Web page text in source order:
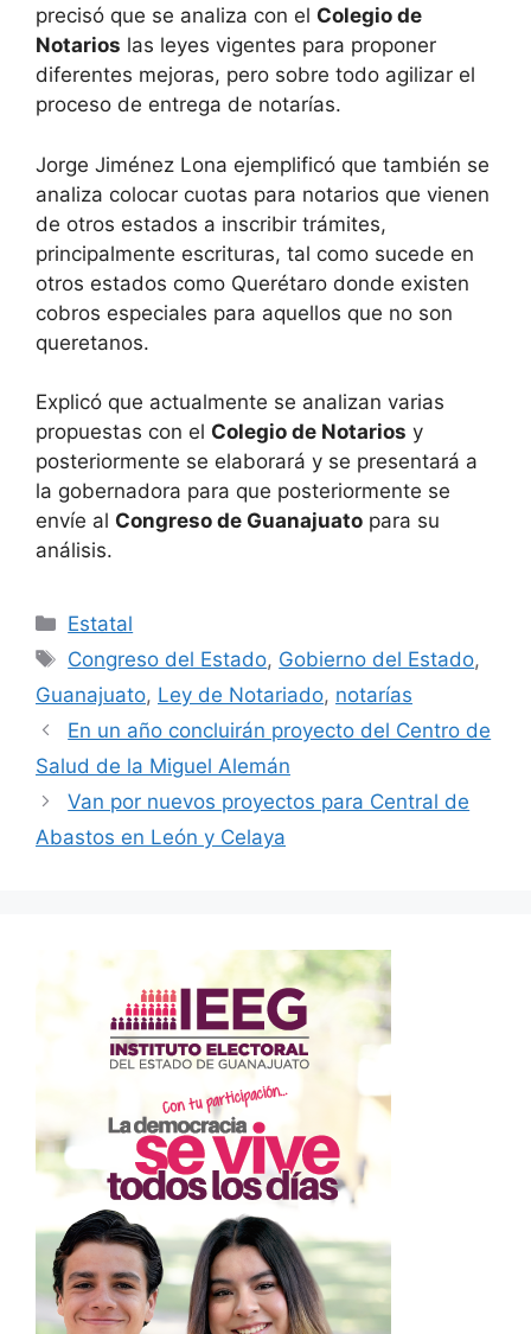
precisó que se analiza con el Colegio de
Notarios las leyes vigentes para proponer
diferentes mejoras, pero sobre todo agilizar el
proceso de entrega de notarías.
Jorge Jiménez Lona ejemplificó que también se
analiza colocar cuotas para notarios que vienen
de otros estados a inscribir trámites,
principalmente escrituras, tal como sucede en
otros estados como Querétaro donde existen
cobros especiales para aquellos que no son
queretanos.
Explicó que actualmente se analizan varias
propuestas con el Colegio de Notarios y
posteriormente se elaborará y se presentará a
la gobernadora para que posteriormente se
envíe al Congreso de Guanajuato para su
análisis.
Categorías
Estatal
Etiquetas
Congreso del Estado, Gobierno del Estado,
Guanajuato, Ley de Notariado, notarías
En un año concluirán proyecto del Centro de
Salud de la Miguel Alemán
Van por nuevos proyectos para Central de
Abastos en León y Celaya